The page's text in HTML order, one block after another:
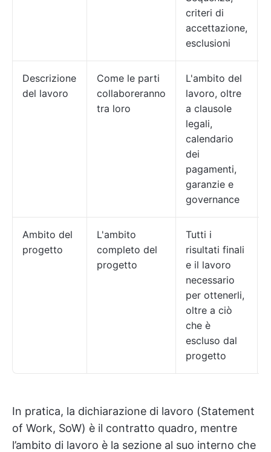
criteri di
accettazione,
esclusioni
Descrizione
del lavoro
Come le parti
collaboreranno
tra loro
L'ambito del
lavoro, oltre
a clausole
legali,
calendario
dei
pagamenti,
garanzie e
governance
Ambito del
progetto
L'ambito
completo del
progetto
Tutti i
risultati finali
e il lavoro
necessario
per ottenerli,
oltre a ciò
che è
escluso dal
progetto
In pratica, la dichiarazione di lavoro (Statement
of Work, SoW) è il contratto quadro, mentre
l’ambito di lavoro è la sezione al suo interno che